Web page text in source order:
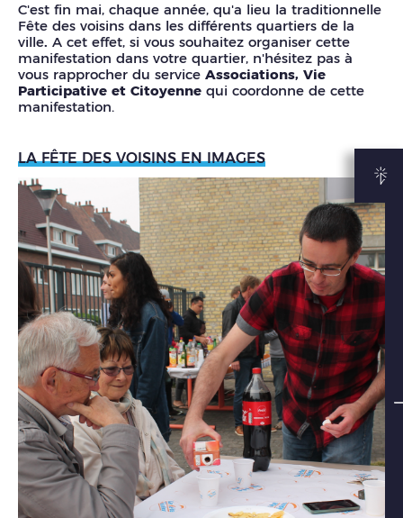
C'est fin mai, chaque année, qu'a lieu la traditionnelle
Fête des voisins dans les différents quartiers de la
ville. A cet effet, si vous souhaitez organiser cette
manifestation dans votre quartier, n'hésitez pas à
vous rapprocher du service Associations, Vie
Participative et Citoyenne qui coordonne de cette
manifestation.
LA FÊTE DES VOISINS EN IMAGES